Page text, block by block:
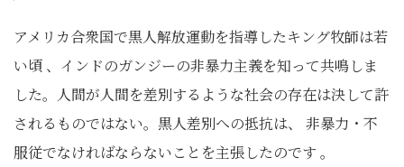
アメリカ合衆国で黒人解放運動を指導したキング牧師は若
い頃 、インドのガンジーの非暴力主義を知って共鳴しま
した。人間が人間を差別するような社会の存在は決して許
されるものではない。黒人差別への抵抗は、 非暴力・不
服従でなければならないことを主張したのです 。